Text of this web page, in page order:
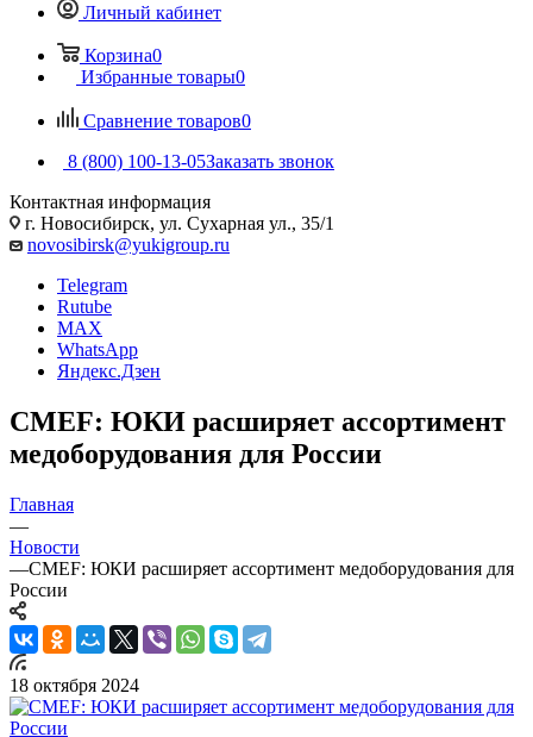
Личный кабинет
Корзина0
Избранные товары0
Сравнение товаров0
8 (800) 100-13-05Заказать звонок
Контактная информация
г. Новосибирск, ул. Сухарная ул., 35/1
novosibirsk@yukigroup.ru
Telegram
Rutube
MAX
WhatsApp
Яндекс.Дзен
CMEF: ЮКИ расширяет ассортимент
медоборудования для России
Главная
—
Новости
—CMEF: ЮКИ расширяет ассортимент медоборудования для
России
18 октября 2024